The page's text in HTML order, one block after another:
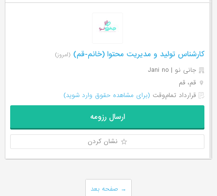
کارشناس تولید و مدیریت محتوا (خانم-قم) (امروز)
جانی نو | Jani no
قم، قم
قرارداد تمام‌وقت (برای مشاهده حقوق وارد شوید)
ارسال رزومه
نشان کردن
صفحه بعد →